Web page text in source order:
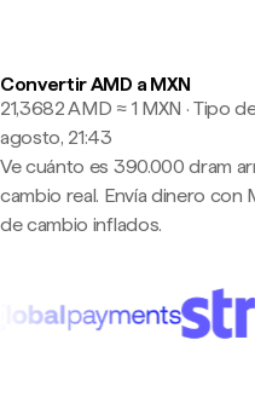
Convertir AMD a MXN
21,3682 AMD ≈ 1 MXN · Tipo
agosto, 21:43
Ve cuánto es 390.000 dram
cambio real. Envía dinero
de cambio inflados.